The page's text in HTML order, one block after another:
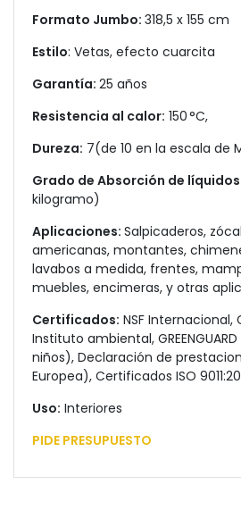
Formato Jumbo: 318,5 x 155 cm
Estilo: Vetas, efecto cuarcita
Garantía: 25 años
Resistencia al calor: 150 °C,
Dureza: 7(de 10 en la escala de
Grado de Absorción de
kilogramo)
Aplicaciones: Salpicaderos,
americanas, montantes,
lavabos a medida, frentes,
muebles, encimeras, y otras
Certificados: NSF Internacional,
Instituto ambiental,
niños), Declaración de
Europea), Certificados ISO
Uso: Interiores
PIDE PRESUPUESTO